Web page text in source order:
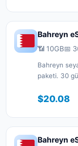
Bahreyn
📶 10GB📅
Bahreyn
paketi. 30
$20.08
Bahreyn